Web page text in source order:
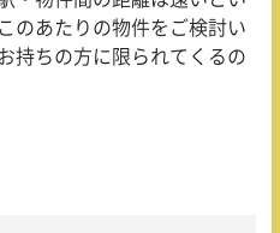
のあたりの物件をご検討い
持ちの方に限られてくるの